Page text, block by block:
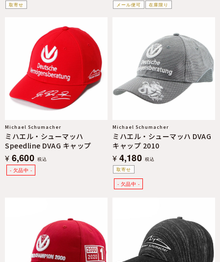
取寄せ
メール便可
在庫限り
Michael Schumacher
ミハエル・シューマッハ
Speedline DVAG キャップ
¥ 6,600 税込
取寄せ
Michael Schumacher
ミハエル・シューマッハ DVAG
キャップ 2010
¥ 4,180 税込